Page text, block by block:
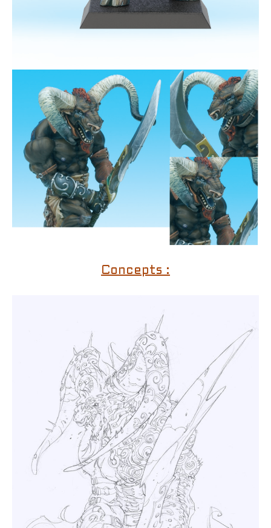
Concepts :